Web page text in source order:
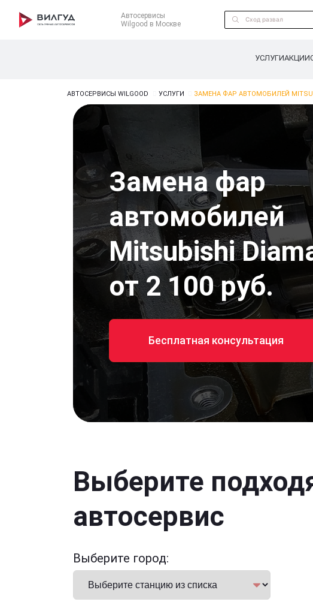
Автосервисы
Wilgood в Москве
УСЛУГИАКЦИИ
АВТОСЕРВИСЫ WILGOOD УСЛУГИ ЗАМЕНА ФАР АВТОМОБИЛЕЙ
Замена фар
автомобилей
Mitsubishi
от 2 100 руб.
Бесплатная консультация
Выберите
автосервис
Выберите город: